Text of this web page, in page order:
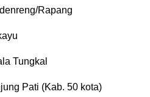
Rapang
Tungkal
Pati (Kab. 50 kota)